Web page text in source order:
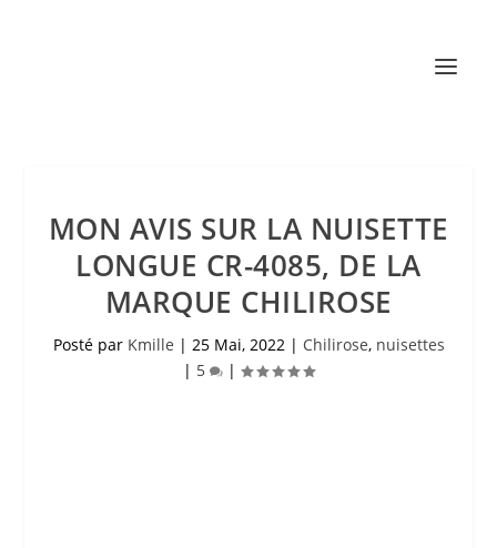
MON AVIS SUR LA NUISETTE
LONGUE CR-4085, DE LA
MARQUE CHILIROSE
Posté par Kmille | 25 Mai, 2022| Chilirose, nuisettes
| 5 |